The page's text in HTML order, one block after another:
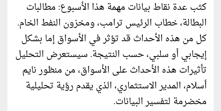
كثب عدة نقاط بيانات مهمة هذا الأسبوع: مطالبات
البطالة، خطاب الرئيس ترامب، ومخزون النفط الخام.
كل من هذه الأحداث قد تؤثر في الأسواق إما بشكل
إيجابي أو سلبي، حسب النتيجة. سيستعرض التحليل
تأثيرات هذه الأحداث على الأسواق، من منظور نايم
أسلام، المدير الاستثماري، الذي يقدم رؤية تحليلية
مخضرمة لتفسير البيانات.